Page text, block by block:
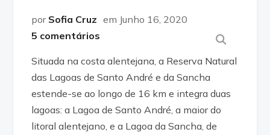
por Sofia Cruz em Junho 16, 2020
5 comentários
Situada na costa alentejana, a Reserva Natural
das Lagoas de Santo André e da Sancha
estende-se ao longo de 16 km e integra duas
lagoas: a Lagoa de Santo André, a maior do
litoral alentejano, e a Lagoa da Sancha, de